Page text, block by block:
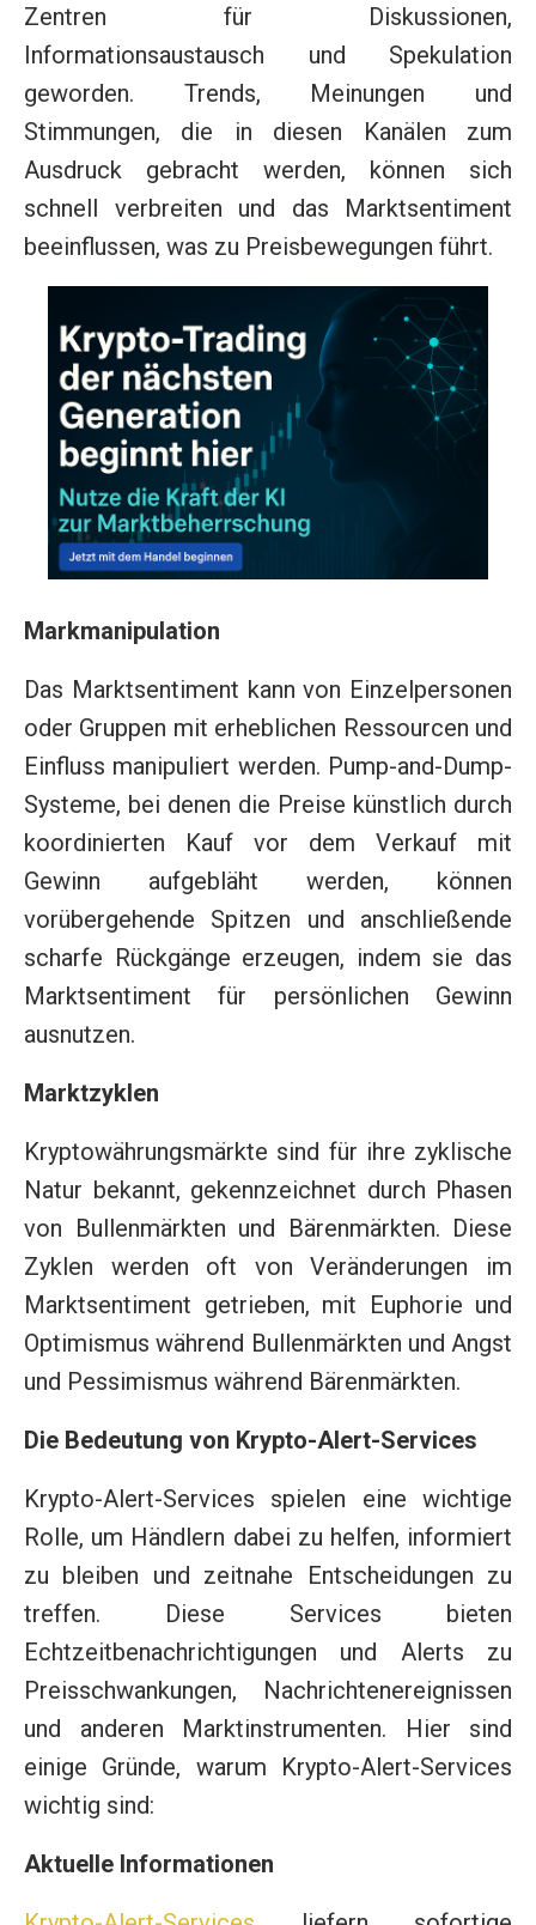
Zentren für Diskussionen,
Informationsaustausch und Spekulation
geworden. Trends, Meinungen und
Stimmungen, die in diesen Kanälen zum
Ausdruck gebracht werden, können sich
schnell verbreiten und das Marktsentiment
beeinflussen, was zu Preisbewegungen führt.
Markmanipulation
Das Marktsentiment kann von Einzelpersonen
oder Gruppen mit erheblichen Ressourcen und
Einfluss manipuliert werden. Pump-and-Dump-
Systeme, bei denen die Preise künstlich durch
koordinierten Kauf vor dem Verkauf mit
Gewinn aufgebläht werden, können
vorübergehende Spitzen und anschließende
scharfe Rückgänge erzeugen, indem sie das
Marktsentiment für persönlichen Gewinn
ausnutzen.
Marktzyklen
Kryptowährungsmärkte sind für ihre zyklische
Natur bekannt, gekennzeichnet durch Phasen
von Bullenmärkten und Bärenmärkten. Diese
Zyklen werden oft von Veränderungen im
Marktsentiment getrieben, mit Euphorie und
Optimismus während Bullenmärkten und Angst
und Pessimismus während Bärenmärkten.
Die Bedeutung von Krypto-Alert-Services
Krypto-Alert-Services spielen eine wichtige
Rolle, um Händlern dabei zu helfen, informiert
zu bleiben und zeitnahe Entscheidungen zu
treffen. Diese Services bieten
Echtzeitbenachrichtigungen und Alerts zu
Preisschwankungen, Nachrichtenereignissen
und anderen Marktinstrumenten. Hier sind
einige Gründe, warum Krypto-Alert-Services
wichtig sind:
Aktuelle Informationen